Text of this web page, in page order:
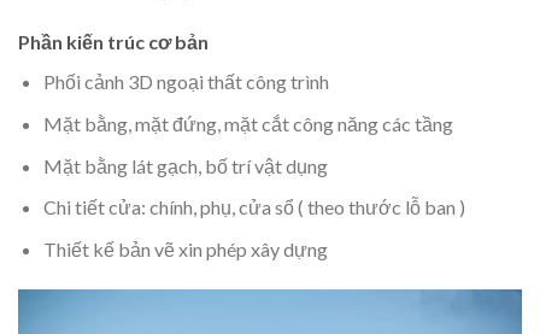
Phần kiến trúc cơ bản
Phối cảnh 3D ngoại thất công trình
Mặt bằng, mặt đứng, mặt cắt công năng các tầng
Mặt bằng lát gạch, bố trí vật dụng
Chi tiết cửa: chính, phụ, cửa sổ ( theo thước lỗ ban )
Thiết kế bản vẽ xin phép xây dựng